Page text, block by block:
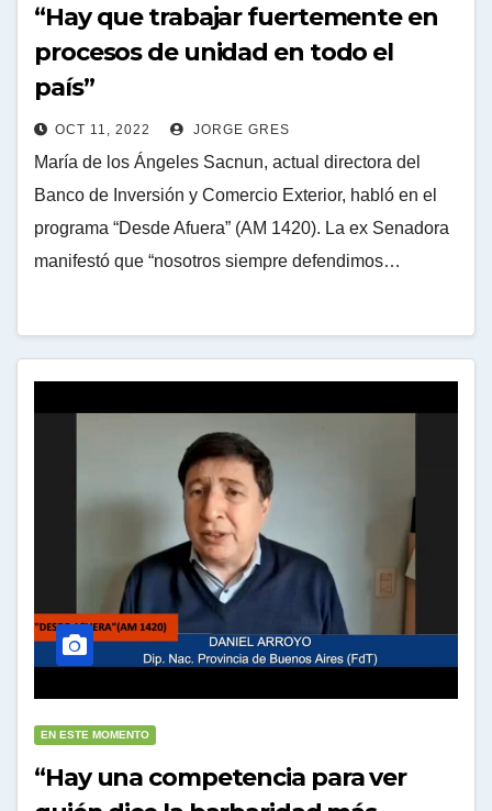
“Hay que trabajar fuertemente en
procesos de unidad en todo el
país”
OCT 11, 2022 JORGE GRES
María de los Ángeles Sacnun, actual directora del
Banco de Inversión y Comercio Exterior, habló en el
programa “Desde Afuera” (AM 1420). La ex Senadora
manifestó que “nosotros siempre defendimos…
EN ESTE MOMENTO
“Hay una competencia para ver